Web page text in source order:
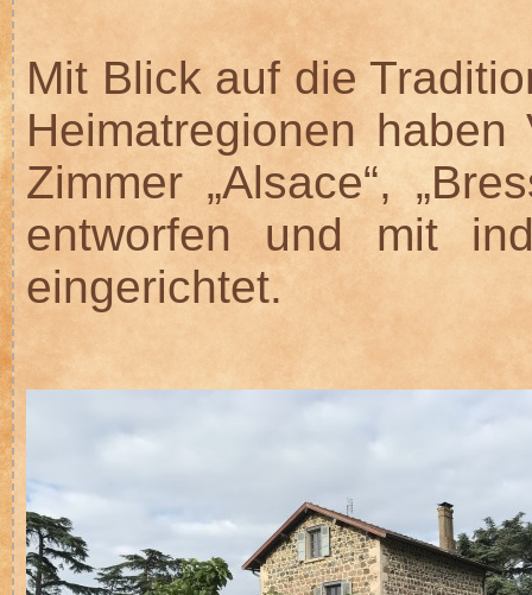
Mit Blick auf die
Heimatregionen
Zimmer „Alsace“,
entworfen und mit
eingerichtet.